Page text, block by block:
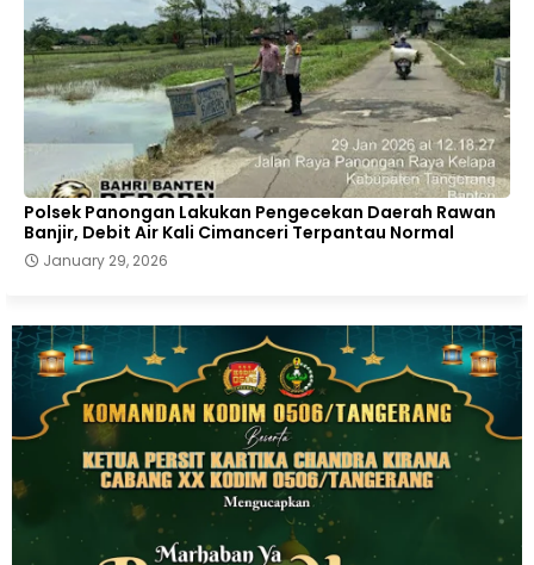
Polsek Panongan Lakukan Pengecekan Daerah Rawan
Banjir, Debit Air Kali Cimanceri Terpantau Normal
January 29, 2026